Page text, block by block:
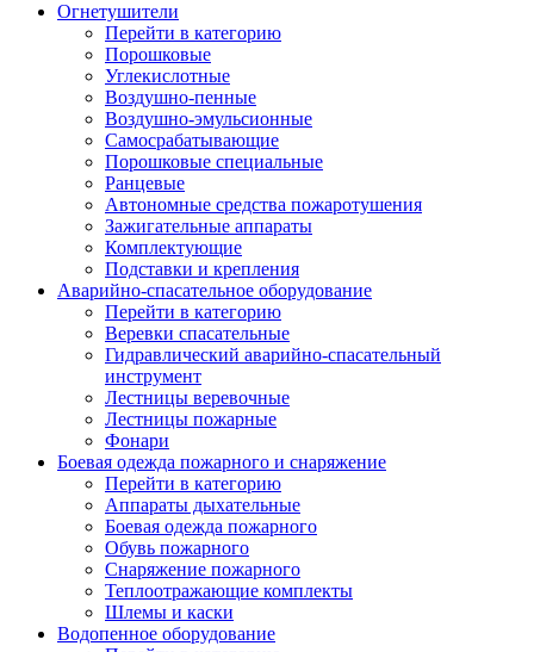
Огнетушители
Перейти в категорию
Порошковые
Углекислотные
Воздушно-пенные
Воздушно-эмульсионные
Самосрабатывающие
Порошковые специальные
Ранцевые
Автономные средства пожаротушения
Зажигательные аппараты
Комплектующие
Подставки и крепления
Аварийно-спасательное оборудование
Перейти в категорию
Веревки спасательные
Гидравлический аварийно-спасательный
инструмент
Лестницы веревочные
Лестницы пожарные
Фонари
Боевая одежда пожарного и снаряжение
Перейти в категорию
Аппараты дыхательные
Боевая одежда пожарного
Обувь пожарного
Снаряжение пожарного
Теплоотражающие комплекты
Шлемы и каски
Водопенное оборудование